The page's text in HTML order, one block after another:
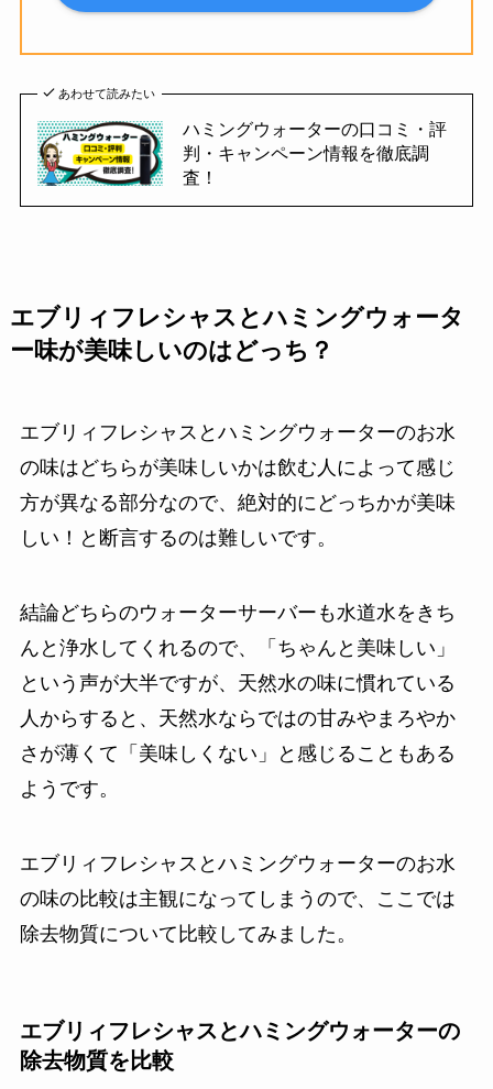
あわせて読みたい
ハミングウォーターの口コミ・評
判・キャンペーン情報を徹底調
査！
エブリィフレシャスとハミングウォータ
ー味が美味しいのはどっち？
エブリィフレシャスとハミングウォーターのお水
の味はどちらが美味しいかは飲む人によって感じ
方が異なる部分なので、絶対的にどっちかが美味
しい！と断言するのは難しいです。
結論どちらのウォーターサーバーも水道水をきち
んと浄水してくれるので、「ちゃんと美味しい」
という声が大半ですが、天然水の味に慣れている
人からすると、天然水ならではの甘みやまろやか
さが薄くて「美味しくない」と感じることもある
ようです。
エブリィフレシャスとハミングウォーターのお水
の味の比較は主観になってしまうので、ここでは
除去物質について比較してみました。
エブリィフレシャスとハミングウォーターの
除去物質を比較